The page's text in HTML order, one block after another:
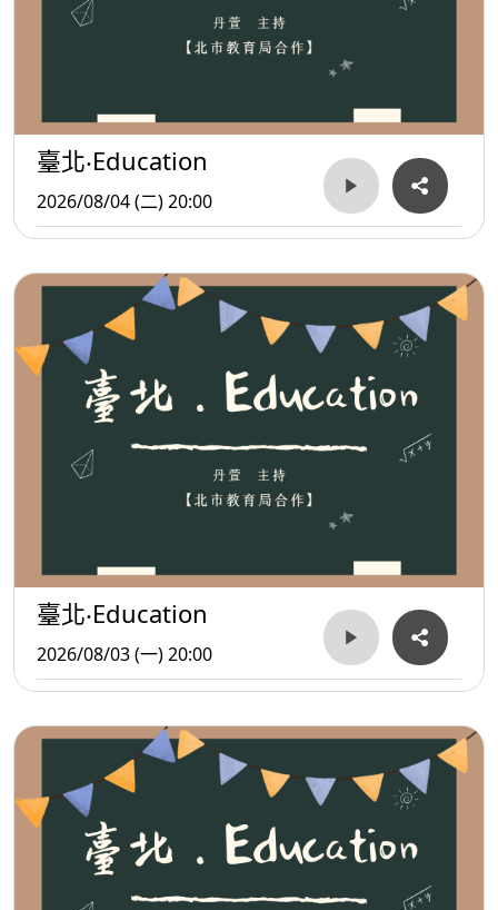
臺北‧Education
2026/08/04 (二) 20:00
臺北‧Education
2026/08/03 (一) 20:00